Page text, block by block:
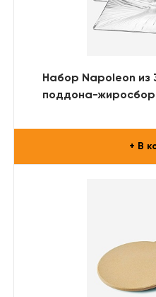
Набор Napoleon
поддона-
+ В